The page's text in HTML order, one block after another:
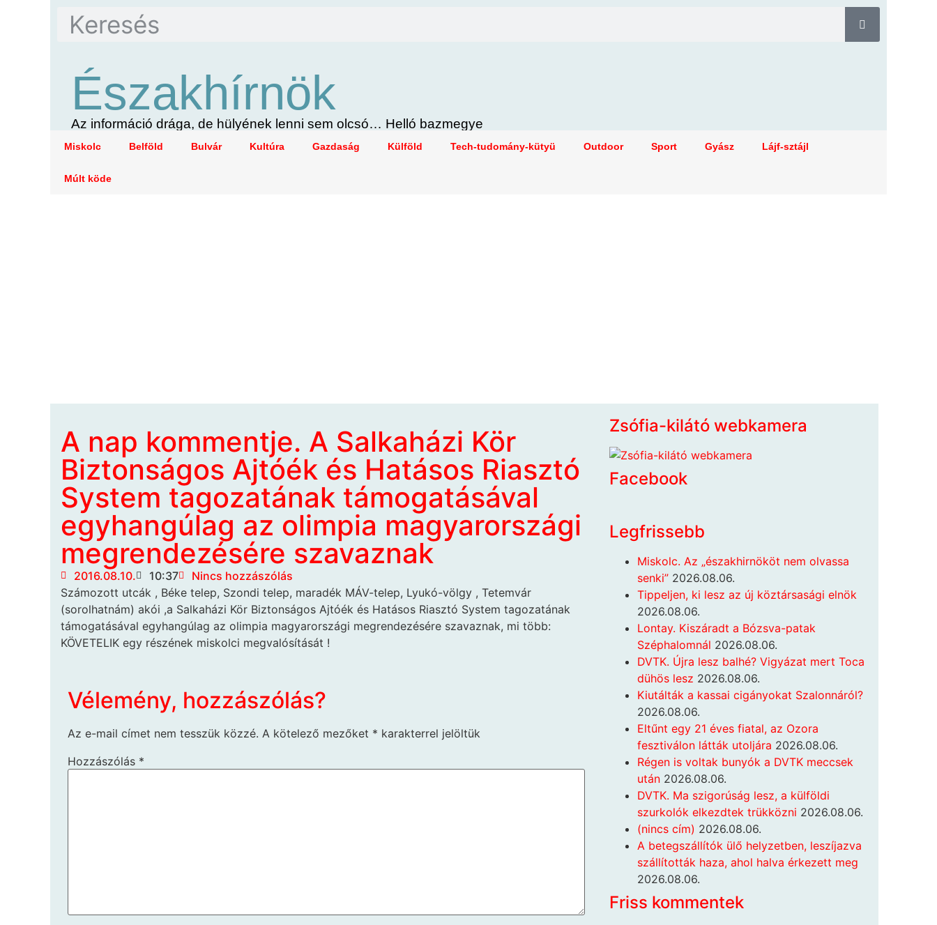
Északhírnök
Az információ drága, de hülyének lenni sem olcsó… Helló bazmegye
Miskolc Belföld Bulvár Kultúra Gazdaság Külföld Tech-tudomány-kütyü Outdoor Sport Gyász Lájf-sztájl
Múlt köde
A nap kommentje. A Salkaházi Kör
Biztonságos Ajtóék és Hatásos Riasztó
System tagozatának támogatásával
egyhangúlag az olimpia magyarországi
megrendezésére szavaznak
2016.08.10. 10:37
Nincs hozzászólás
Számozott utcák , Béke telep, Szondi telep, maradék MÁV-telep, Lyukó-völgy , Tetemvár
(sorolhatnám) akói ,a Salkaházi Kör Biztonságos Ajtóék és Hatásos Riasztó System tagozatának
támogatásával egyhangúlag az olimpia magyarországi megrendezésére szavaznak, mi több:
KÖVETELIK egy részének miskolci megvalósítását !
Vélemény, hozzászólás?
Az e-mail címet nem tesszük közzé. A kötelező mezőket * karakterrel jelöltük
Hozzászólás *
Zsófia-kilátó webkamera
Facebook
Legfrissebb
Miskolc. Az „északhirnököt nem olvassa
senki” 2026.08.06.
Tippeljen, ki lesz az új köztársasági elnök
2026.08.06.
Lontay. Kiszáradt a Bózsva-patak
Széphalomnál 2026.08.06.
DVTK. Újra lesz balhé? Vigyázat mert Toca
dühös lesz 2026.08.06.
Kiutálták a kassai cigányokat Szalonnáról?
2026.08.06.
Eltűnt egy 21 éves fiatal, az Ozora
fesztiválon látták utoljára 2026.08.06.
Régen is voltak bunyók a DVTK meccsek
után 2026.08.06.
DVTK. Ma szigorúság lesz, a külföldi
szurkolók elkezdtek trükközni 2026.08.06.
(nincs cím) 2026.08.06.
A betegszállítók ülő helyzetben, leszíjazva
szállították haza, ahol halva érkezett meg
2026.08.06.
Friss kommentek